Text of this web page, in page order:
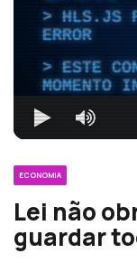
HLS.JS
ERROR
ESTE
MOMENTO
ECONOMIA
Lei não
guardar